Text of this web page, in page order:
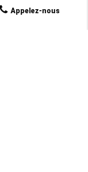
Appelez-nous